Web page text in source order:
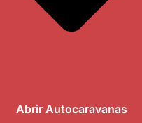
Abrir Autocaravanas